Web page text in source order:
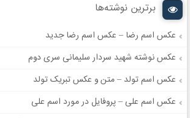
برترین نوشته‌ها
عکس اسم رضا – عکس اسم رضا جدید
عکس نوشته شهید سردار سلیمانی سری دوم
عکس اسم تولد – متن و عکس تبریک تولد
عکس اسم علی – پروفایل در مورد اسم علی